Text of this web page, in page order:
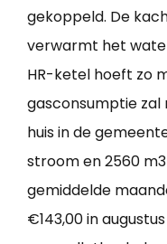
gekoppeld. De
verwarmt het
HR-ketel hoeft zo
gasconsumptie zal
huis in de
stroom en 2560
gemiddelde
€143,00 in